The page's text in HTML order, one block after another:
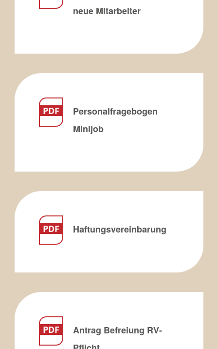
neue Mitarbeiter
Personalfragebogen
Minijob
Haftungsvereinbarung
Antrag Befreiung RV-